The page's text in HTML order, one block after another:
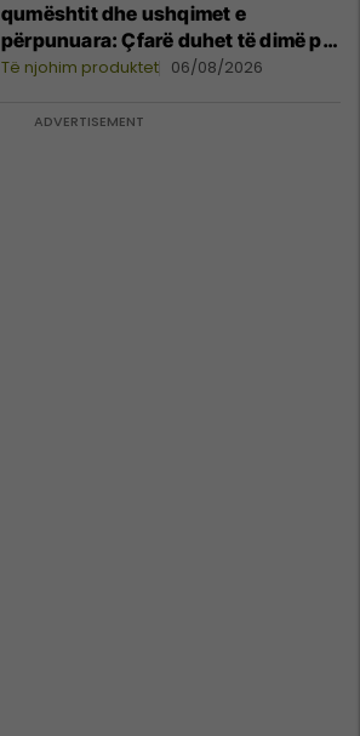
qumështit dhe ushqimet e
përpunuara: Çfarë duhet të dimë për
sasinë dhe ndikimin në shëndet?
Të njohim produktet 06/08/2026